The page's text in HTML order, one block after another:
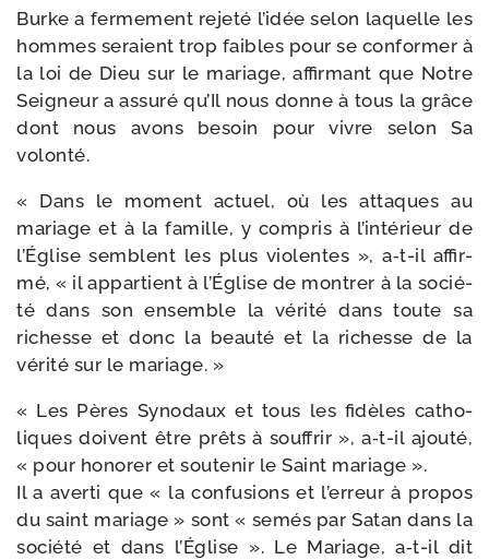
Burke a fer­me­ment reje­té l’i­dée selon laquelle les
hommes seraient trop faibles pour se confor­mer à
la loi de Dieu sur le mariage, affir­mant que Notre
Seigneur a assu­ré qu’Il nous donne à tous la grâce
dont nous avons besoin pour vivre selon Sa
volonté.
« Dans le moment actuel, où les attaques au
mariage et à la famille, y com­pris à l’in­té­rieur de
l’Église semblent les plus vio­lentes », a‑t-​il affir­
mé, « il appar­tient à l’Église de mon­trer à la socié­
té dans son ensemble la véri­té dans toute sa
richesse et donc la beau­té et la richesse de la
véri­té sur le mariage. »
« Les Pères Synodaux et tous les fidèles catho­
liques doivent être prêts à souf­frir », a‑t-​il ajou­té,
« pour hono­rer et sou­te­nir le Saint mariage ».
Il a aver­ti que « la confu­sions et l’er­reur à pro­pos
du saint mariage » sont « semés par Satan dans la
socié­té et dans l’Église ». Le Mariage, a‑t-​il dit